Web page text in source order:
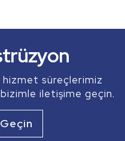
süreçlerimiz
iletişime geçin.